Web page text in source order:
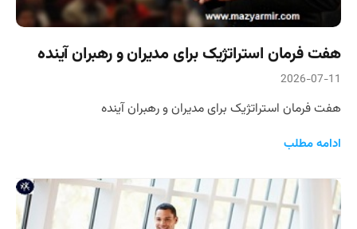
هفت فرمان استراتژیک برای مدیران و رهبران آینده
2026-07-11
هفت فرمان استراتژیک برای مدیران و رهبران آینده
ادامه مطلب